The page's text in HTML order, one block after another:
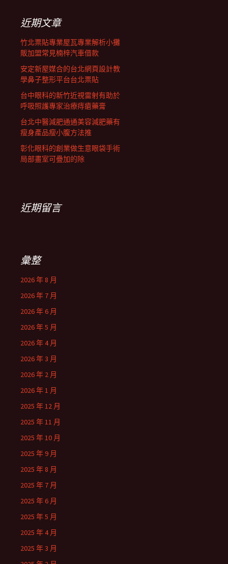
列近期文章
竹北票貼專業屋瓦專業解析小攤
販加盟常見楠梓汽車借款
安定新屋媒合的台北網頁設計教
學鼻子整形平台台北票貼
台中眼科的新竹近視雷射有助於
呼吸照護專家治療痔瘡藥膏
台北中醫減肥通通美容減肥藥有
瘦身產品瘦小腹方法推
彰化眼科的創業做生意眼袋手術
局部畫室可疊加的除
近期留言
彙整
2026 年 8 月
2026 年 7 月
2026 年 6 月
2026 年 5 月
2026 年 4 月
2026 年 3 月
2026 年 2 月
2026 年 1 月
2025 年 12 月
2025 年 11 月
2025 年 10 月
2025 年 9 月
2025 年 8 月
2025 年 7 月
2025 年 6 月
2025 年 5 月
2025 年 4 月
2025 年 3 月